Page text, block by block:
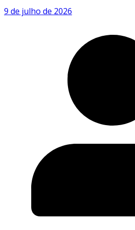
9 de julho de 2026